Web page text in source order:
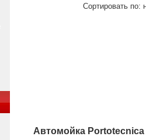
Сортировать по:
Автомойка Portotecnica